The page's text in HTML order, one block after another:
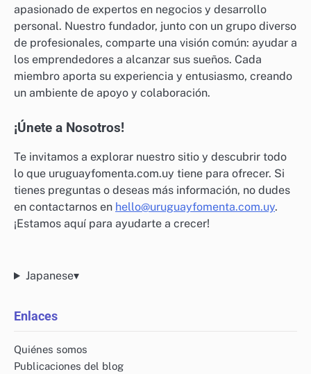
apasionado de expertos en negocios y desarrollo
personal. Nuestro fundador, junto con un grupo diverso
de profesionales, comparte una visión común: ayudar a
los emprendedores a alcanzar sus sueños. Cada
miembro aporta su experiencia y entusiasmo, creando
un ambiente de apoyo y colaboración.
¡Únete a Nosotros!
Te invitamos a explorar nuestro sitio y descubrir todo
lo que uruguayfomenta.com.uy tiene para ofrecer. Si
tienes preguntas o deseas más información, no dudes
en contactarnos en hello@uruguayfomenta.com.uy.
¡Estamos aquí para ayudarte a crecer!
Japanese▾
Enlaces
Quiénes somos
Publicaciones del blog